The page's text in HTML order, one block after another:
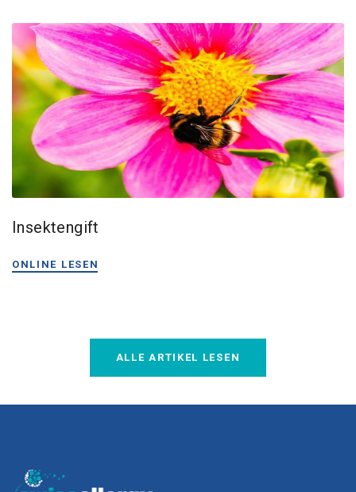
Insektengift
ONLINE LESEN
ALLE ARTIKEL LESEN